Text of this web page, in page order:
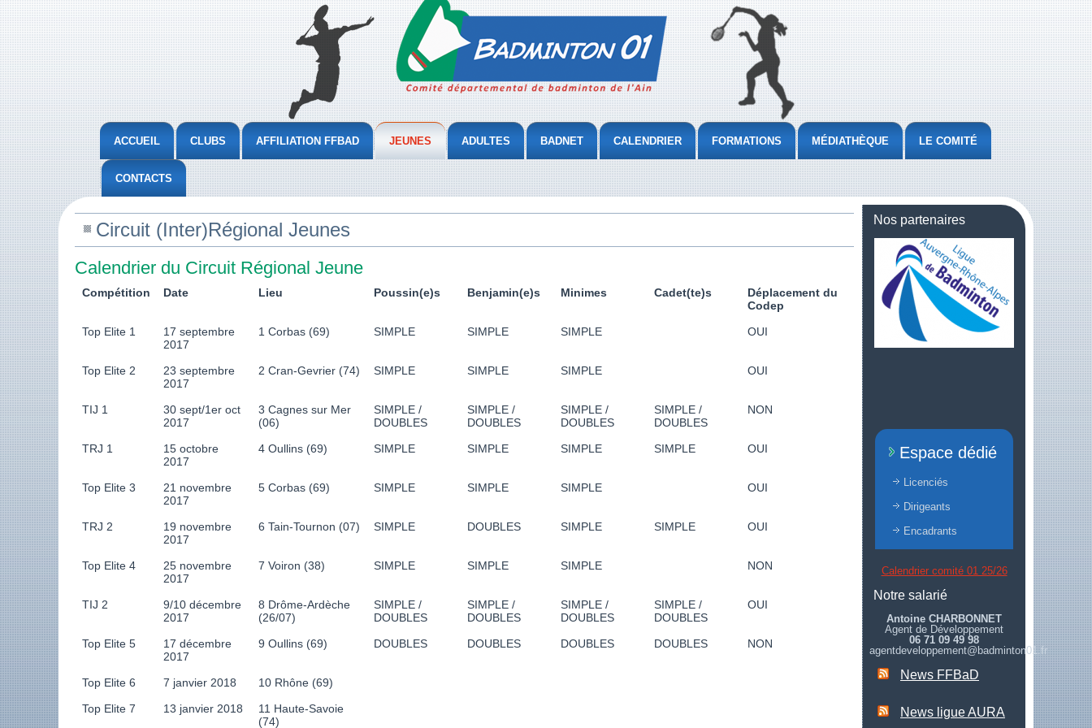
ACCUEIL CLUBS AFFILIATION FFBAD JEUNES ADULTES BADNET CALENDRIER FORMATIONS MÉDIATHÈQUE LE COMITÉ
CONTACTS
Circuit (Inter)Régional Jeunes
Calendrier du Circuit Régional Jeune
Compétition Date Lieu Poussin(e)s Benjamin(e)s Minimes Cadet(te)s
Déplacement du
Codep
Top Elite 1
17 septembre
2017
1 Corbas (69) SIMPLE SIMPLE SIMPLE OUI
Top Elite 2
23 septembre
2017
2 Cran-Gevrier (74) SIMPLE SIMPLE SIMPLE OUI
TIJ 1
30 sept/1er oct
2017
3 Cagnes sur Mer
(06)
SIMPLE /
DOUBLES
SIMPLE /
DOUBLES
SIMPLE /
DOUBLES
SIMPLE /
DOUBLES
NON
TRJ 1
15 octobre
2017
4 Oullins (69) SIMPLE SIMPLE SIMPLE SIMPLE OUI
Top Elite 3
21 novembre
2017
5 Corbas (69) SIMPLE SIMPLE SIMPLE OUI
TRJ 2
19 novembre
2017
6 Tain-Tournon (07) SIMPLE DOUBLES SIMPLE SIMPLE OUI
Top Elite 4
25 novembre
2017
7 Voiron (38) SIMPLE SIMPLE SIMPLE NON
TIJ 2
9/10 décembre
2017
8 Drôme-Ardèche
(26/07)
SIMPLE /
DOUBLES
SIMPLE /
DOUBLES
SIMPLE /
DOUBLES
SIMPLE /
DOUBLES
OUI
Top Elite 5
17 décembre
2017
9 Oullins (69) DOUBLES DOUBLES DOUBLES DOUBLES NON
Top Elite 6 7 janvier 2018
10 Rhône (69)
Top Elite 7
13 janvier 2018
11 Haute-Savoie
(74)
Nos partenaires
Espace dédié
Licenciés
Dirigeants
Encadrants
Calendrier comité 01 25/26
Notre salarié
Antoine CHARBONNET
Agent de Développement
06 71 09 49 98
agentdeveloppement@badminton01.fr
News FFBaD
News ligue AURA